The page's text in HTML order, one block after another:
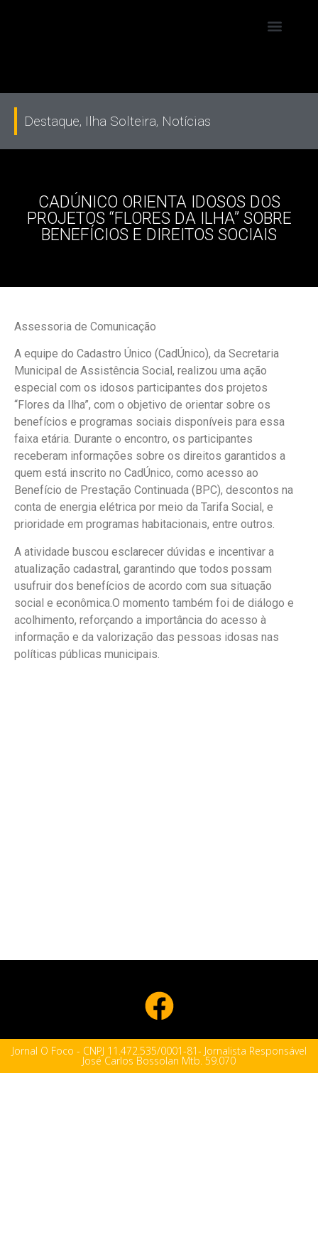
Destaque, Ilha Solteira, Notícias
CADÚNICO ORIENTA IDOSOS DOS
PROJETOS “FLORES DA ILHA” SOBRE
BENEFÍCIOS E DIREITOS SOCIAIS
Assessoria de Comunicação
A equipe do Cadastro Único (CadÚnico), da Secretaria
Municipal de Assistência Social, realizou uma ação
especial com os idosos participantes dos projetos
“Flores da Ilha”, com o objetivo de orientar sobre os
benefícios e programas sociais disponíveis para essa
faixa etária. Durante o encontro, os participantes
receberam informações sobre os direitos garantidos a
quem está inscrito no CadÚnico, como acesso ao
Benefício de Prestação Continuada (BPC), descontos na
conta de energia elétrica por meio da Tarifa Social, e
prioridade em programas habitacionais, entre outros.
A atividade buscou esclarecer dúvidas e incentivar a
atualização cadastral, garantindo que todos possam
usufruir dos benefícios de acordo com sua situação
social e econômica.O momento também foi de diálogo e
acolhimento, reforçando a importância do acesso à
informação e da valorização das pessoas idosas nas
políticas públicas municipais.
Jornal O Foco - CNPJ 11.472.535/0001-81- Jornalista Responsável
José Carlos Bossolan Mtb. 59.070